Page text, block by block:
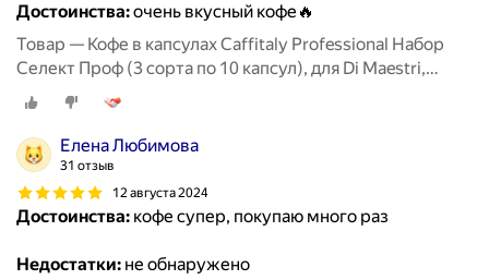
Достоинства:очень вкусный кофе🔥
Товар — Кофе в капсулах Caffitaly Professional Набор
Селект Проф (3 сорта по 10 капсул), для Di Maestri,
Caffitaly, Paulig, Tchibo Cafissimo
Елена Любимова
31 отзыв
12 августа 2024
Достоинства: кофе супер, покупаю много раз
Недостатки: не обнаружено